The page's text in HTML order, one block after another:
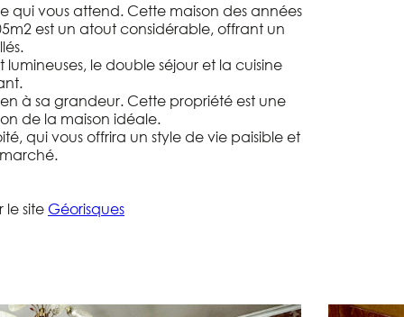
qui vous attend. Cette maison des années
est un atout considérable, offrant un
le double séjour et la cuisine
à sa grandeur. Cette propriété est une
de la maison idéale.
qui vous offrira un style de vie paisible et
le site Géorisques